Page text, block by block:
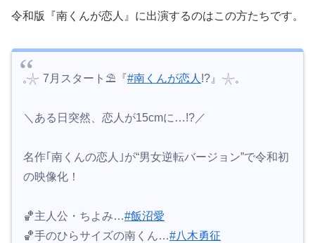
令和版『南くんが恋人』に出演するのはこの方たちです。
𓈒𓇼 7月スタート⛱『#南くんが恋人 !?』𓇼𓈒
＼ある日突然、恋人が15cmに…!?／
名作｢南くんの恋人｣が“男女逆転バージョン”で令和初
の映像化！
🏀主人公・ちよみ…#飯沼愛
🏀手のひらサイズの南くん…#八木勇征